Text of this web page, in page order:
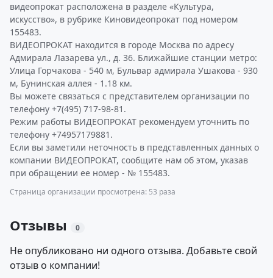
видеопрокат расположена в разделе «Культура,
искусство», в рубрике Киновидеопрокат под номером
155483.
ВИДЕОПРОКАТ находится в городе Москва по адресу
Адмирала Лазарева ул., д. 36. Ближайшие станции метро:
Улица Горчакова - 540 м, Бульвар адмирала Ушакова - 930
м, Бунинская аллея - 1.18 км.
Вы можете связаться с представителем организации по
телефону +7(495) 717-98-81.
Режим работы ВИДЕОПРОКАТ рекомендуем уточнить по
телефону +74957179881.
Если вы заметили неточность в представленных данных о
компании ВИДЕОПРОКАТ, сообщите нам об этом, указав
при обращении ее номер - № 155483.
Страница организации просмотрена: 53 раза
Отзывы 0
Не опубликовано ни одного отзыва. Добавьте свой
отзыв о компании!